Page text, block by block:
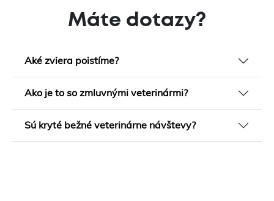
Máte dotazy?
Aké zviera poistíme?
Ako je to so zmluvnými veterinármi?
Sú kryté bežné veterinárne návštevy?